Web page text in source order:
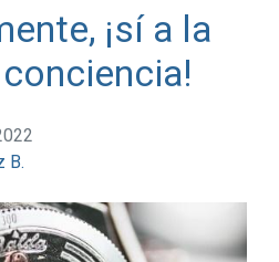
¡sí a la
B.